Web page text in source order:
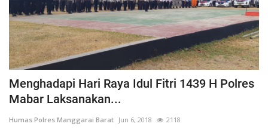
Menghadapi Hari Raya Idul Fitri 1439 H Polres
Mabar Laksanakan...
Humas Polres Manggarai Barat Jun 6, 2018 2118